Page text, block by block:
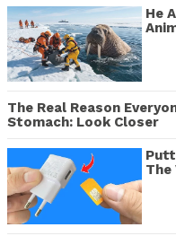
He
The Real Reason
Stomach: Look Closer
The